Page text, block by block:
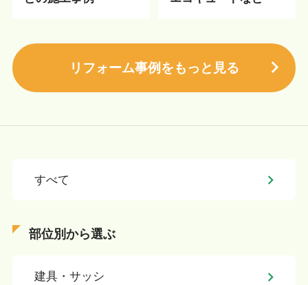
リフォーム事例をもっと見る
すべて
部位別から選ぶ
建具・サッシ